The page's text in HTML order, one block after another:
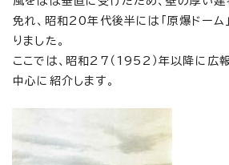
免れ、昭和20年代後半には「原爆ドーム
りました。
ここでは、昭和27（1952）年以降に広
中心に紹介します。